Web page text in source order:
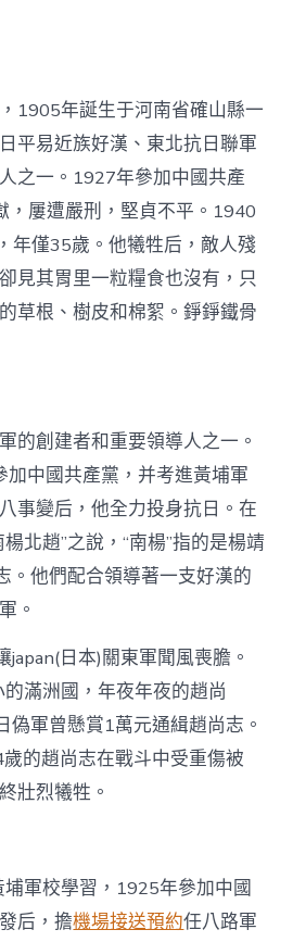
1905年誕生于河南省確山縣一
平易近族好漢、東北抗日聯軍
之一。1927年參加中國共產
，屢遭嚴刑，堅貞不平。1940
年僅35歲。他犧牲后，敵人殘
見其胃里一粒糧食也沒有，只
的草根、樹皮和棉絮。錚錚鐵骨
的創建者和重要領導人之一。
中國共產黨，并考進黃埔軍
事變后，他全力投身抗日。在
北趙”之說，“南楊”指的是楊靖
。他們配合領導著一支好漢的
。
japan(日本)關東軍聞風喪膽。
滿洲國，年夜年夜的趙尚
偽軍曾懸賞1萬元通緝趙尚志。
的趙尚志在戰斗中受重傷被
壯烈犧牲。
軍校學習，1925年參加中國
后，擔機場接送預約任八路軍